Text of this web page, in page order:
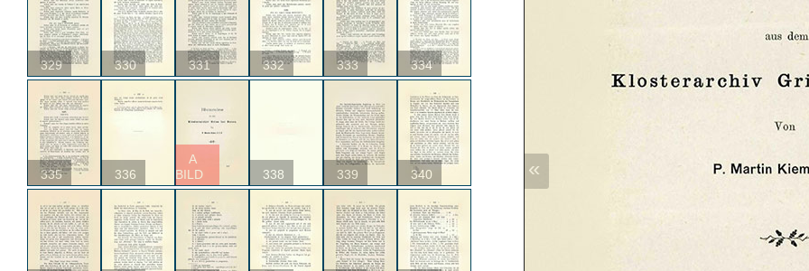
329 330 331 332 333 334
335 336
A
BILD
338 339 340 «